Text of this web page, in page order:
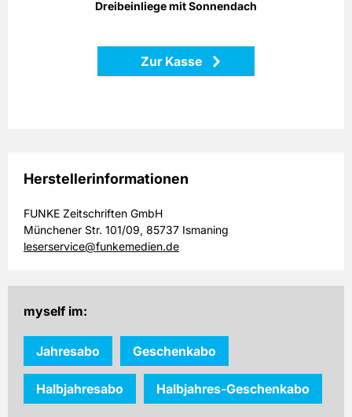
Dreibeinliege mit Sonnendach
Zur Kasse
Farbe: schwarz
Herstellerinformationen
FUNKE Zeitschriften GmbH
Münchener Str. 101/09, 85737 Ismaning
leserservice@funkemedien.de
myself im:
Jahresabo Geschenkabo
Halbjahresabo Halbjahres-Geschenkabo